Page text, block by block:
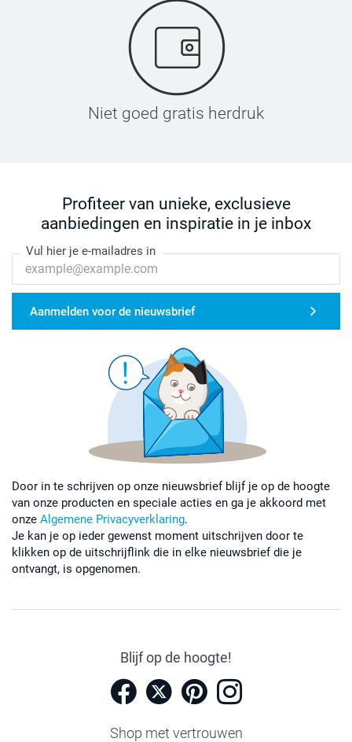
Niet goed gratis herdruk
Profiteer van unieke, exclusieve
aanbiedingen en inspiratie in je inbox
Vul hier je e-mailadres in
Aanmelden voor de nieuwsbrief
Door in te schrijven op onze nieuwsbrief blijf je op de hoogte
van onze producten en speciale acties en ga je akkoord met
onze Algemene Privacyverklaring.
Je kan je op ieder gewenst moment uitschrijven door te
klikken op de uitschrijflink die in elke nieuwsbrief die je
ontvangt, is opgenomen.
Blijf op de hoogte!
Shop met vertrouwen